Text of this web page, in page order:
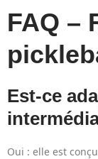
FAQ –
Est-ce
Oui : elle est